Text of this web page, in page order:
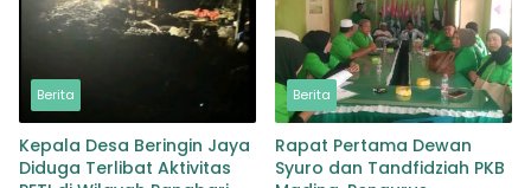
Berita
Kepala Desa Beringin Jaya
Diduga Terlibat Aktivitas
Berita
Rapat Pertama Dewan
Syuro dan Tandfidziah PKB